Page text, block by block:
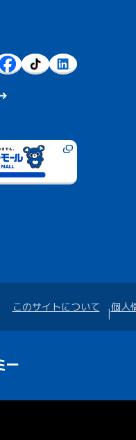
このサイトについて 個人